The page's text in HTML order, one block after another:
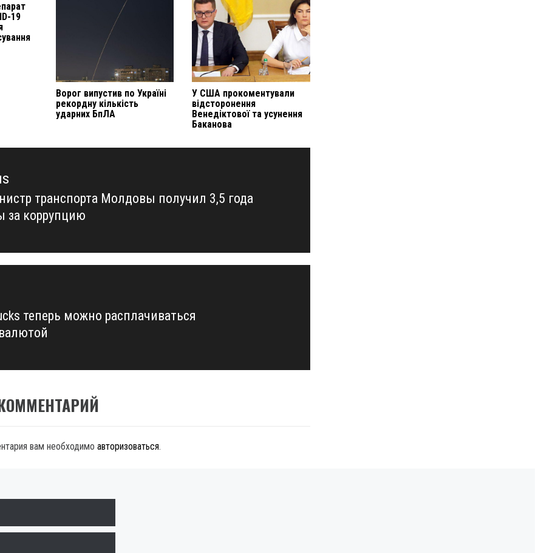
19
Ворог випустив по Україні
рекордну кількість
ударних БпЛА
У США прокоментували
відсторонення
Венедіктової та усунення
Баканова
транспорта Молдовы получил 3,5 года
за коррупцию
теперь можно расплачиваться
вам необходимо авторизоваться.